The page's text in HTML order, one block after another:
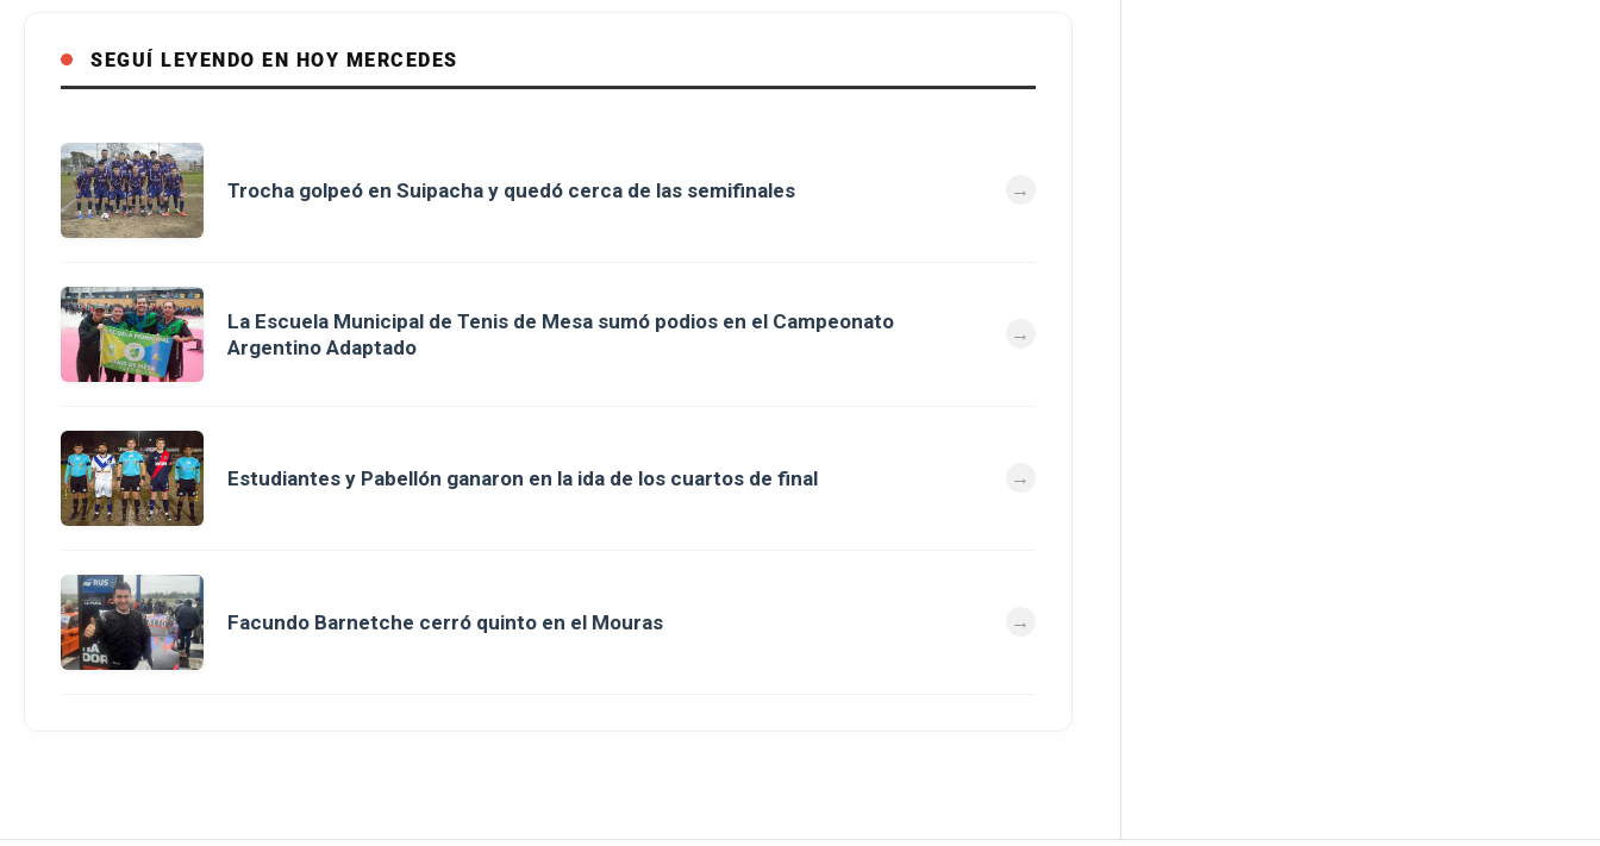
SEGUÍ LEYENDO EN HOY MERCEDES
Trocha golpeó en Suipacha y quedó cerca de las semifinales
La Escuela Municipal de Tenis de Mesa sumó podios en el Campeonato
Argentino Adaptado
Estudiantes y Pabellón ganaron en la ida de los cuartos de final
Facundo Barnetche cerró quinto en el Mouras